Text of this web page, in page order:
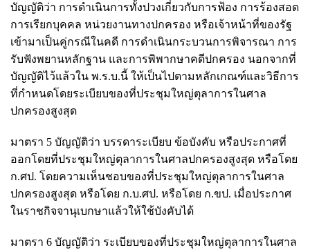
บัญญัติว่า การดำเนินการทั้งปวงเกี่ยวกับการฟ้อง การร้องสอด
การเรียกบุคคล หน่วยงานทางปกครอง หรือเจ้าหน้าที่ของรัฐ
เข้ามาเป็นคู่กรณีในคดี การดำเนินกระบวนการพิจารณา การ
รับฟังพยานหลักฐาน และการพิพากษาคดีปกครอง นอกจากที่
บัญญัติไว้แล้วใน พ.ร.บ.นี้ ให้เป็นไปตามหลักเกณฑ์และวิธีการ
ที่กำหนดโดยระเบียบของที่ประชุมใหญ่ตุลาการในศาล
ปกครองสูงสุด
มาตรา 5 บัญญัติว่า บรรดาระเบียบ ข้อบังคับ หรือประกาศที่
ออกโดยที่ประชุมใหญ่ตุลาการในศาลปกครองสูงสุด หรือโดย
ก.ศป. โดยความเห็นชอบของที่ประชุมใหญ่ตุลาการในศาล
ปกครองสูงสุด หรือโดย ก.บ.ศป. หรือโดย ก.ขป. เมื่อประกาศ
ในราชกิจจานุเบกษาแล้วให้ใช้บังคับได้
มาตรา 6 บัญญัติว่า ระเบียบของที่ประชุมใหญ่ตุลาการในศาล